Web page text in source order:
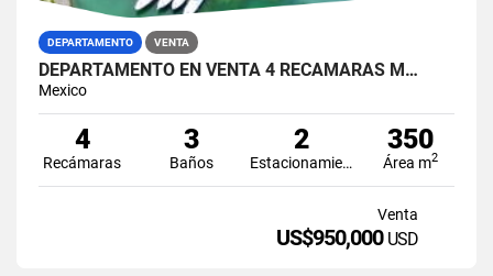
DEPARTAMENTO VENTA
DEPARTAMENTO EN VENTA 4 RECAMARAS M…
Mexico
4
Recámaras
3
Baños
2
Estacionamiento
350
Área m2
Venta
US$950,000 USD